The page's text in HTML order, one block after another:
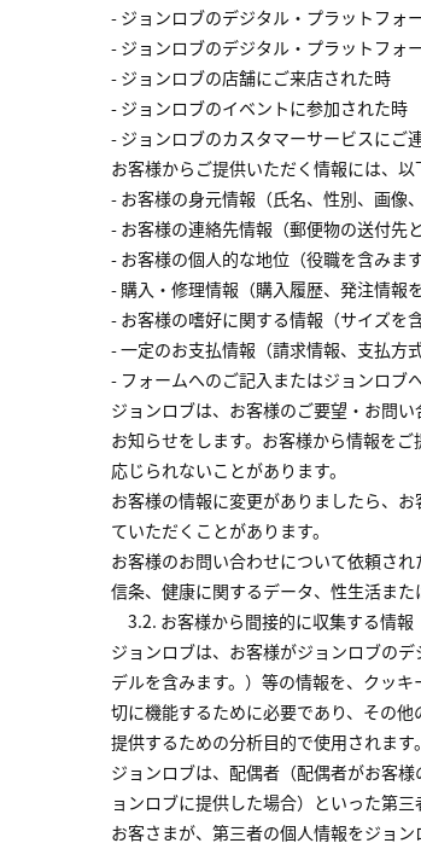
- ジョンロブのデジタル・プラットフォ
- ジョンロブのデジタル・プラットフォ
- ジョンロブの店舗にご来店された時
- ジョンロブのイベントに参加された時
- ジョンロブのカスタマーサービスにご
お客様からご提供いただく情報には、
- お客様の身元情報（氏名、性別、画像
- お客様の連絡先情報（郵便物の送付先
- お客様の個人的な地位（役職を含みます
- 購入・修理情報（購入履歴、発注情報
- お客様の嗜好に関する情報（サイズを含
- 一定のお支払情報（請求情報、支払方
- フォームへのご記入またはジョンロブ
ジョンロブは、お客様のご要望・お問
お知らせをします。お客様から情報を
応じられないことがあります。
お客様の情報に変更がありましたら、
ていただくことがあります。
お客様のお問い合わせについて依頼さ
信条、健康に関するデータ、性生活ま
3.2. お客様から間接的に収集する情報
ジョンロブは、お客様がジョンロブの
デルを含みます。）等の情報を、クッ
切に機能するために必要であり、その
提供するための分析目的で使用されま
ジョンロブは、配偶者（配偶者がお客
ョンロブに提供した場合）といった第
お客さまが、第三者の個人情報をジョ